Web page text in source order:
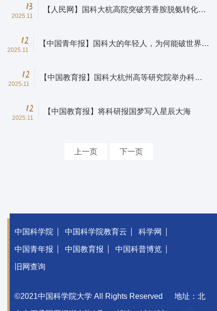
13
2025.11
【人民网】国科大杭高院突破芳香胺脱氨转化技
12
2025.11
【中国青年报】国科大的年轻人，为何能破世界化
12
2025.11
【中国教育报】国科大杭州高等研究院举办科技
12
2025.11
【中国教育报】将科研报国梦写入星辰大海
上一页 下一页
中国科学院 中国科学院教育云 科学网
中国青年报 中国教育报 中国科普博览
旧网查询
©2021中国科学院大学 All Rights Reserved 地址：北